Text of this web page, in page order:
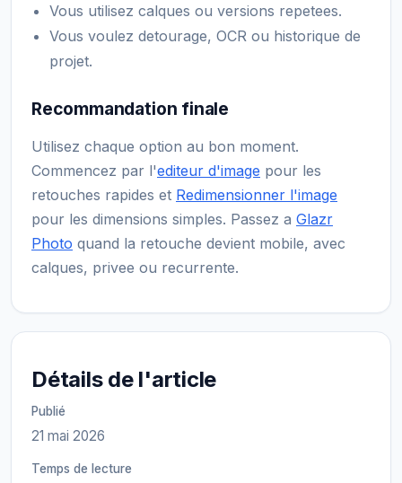
Vous utilisez calques ou versions repetees.
Vous voulez detourage, OCR ou historique de
projet.
Recommandation finale
Utilisez chaque option au bon moment.
Commencez par l'editeur d'image pour les
retouches rapides et Redimensionner l'image
pour les dimensions simples. Passez a Glazr
Photo quand la retouche devient mobile, avec
calques, privee ou recurrente.
Détails de l'article
Publié
21 mai 2026
Temps de lecture